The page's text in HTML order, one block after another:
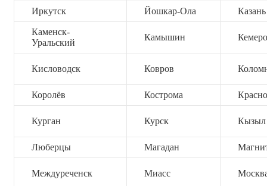
Иркутск Йошкар-Ола Казань
Каменск-
Уральский
Камышин
Кисловодск Ковров
Королёв Кострома
Курган Курск Кызыл
Люберцы Магадан
Междуреченск Миасс